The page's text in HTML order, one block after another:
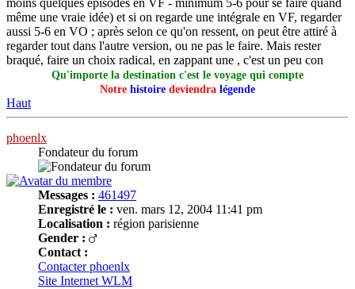
moins quelques épisodes en VF - minimum 5-6 pour se faire quand
même une vraie idée) et si on regarde une intégrale en VF, regarder
aussi 5-6 en VO ; après selon ce qu'on ressent, on peut être attiré à
regarder tout dans l'autre version, ou ne pas le faire. Mais rester
braqué, faire un choix radical, en zappant une , c'est un peu con
Qu'importe la destination c'est le voyage qui compte
Notre histoire deviendra légende
Haut
phoenlx
Fondateur du forum
Messages : 461497
Enregistré le : ven. mars 12, 2004 11:41 pm
Localisation : région parisienne
Gender :
Contact :
Contacter phoenlx
Site Internet WLM